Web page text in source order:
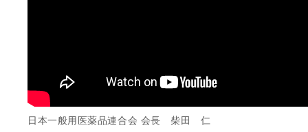
日本一般用医薬品連合会 会長 柴田 仁